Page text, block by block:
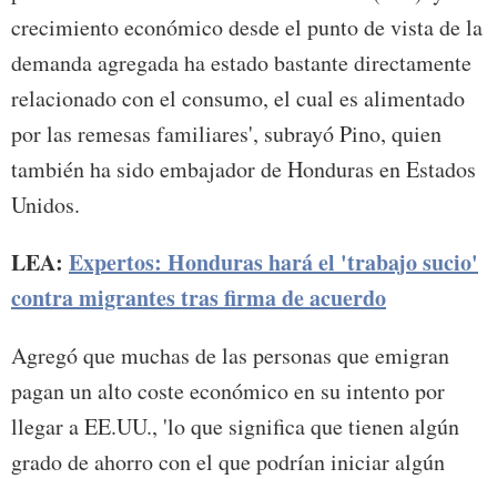
crecimiento económico desde el punto de vista de la
demanda agregada ha estado bastante directamente
relacionado con el consumo, el cual es alimentado
por las remesas familiares', subrayó Pino, quien
también ha sido embajador de Honduras en Estados
Unidos.
LEA: Expertos: Honduras hará el 'trabajo sucio'
contra migrantes tras firma de acuerdo
Agregó que muchas de las personas que emigran
pagan un alto coste económico en su intento por
llegar a EE.UU., 'lo que significa que tienen algún
grado de ahorro con el que podrían iniciar algún